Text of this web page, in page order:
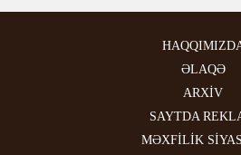
ƏLAQƏ
ARXİV
SAYTDA
MƏXFİLİK